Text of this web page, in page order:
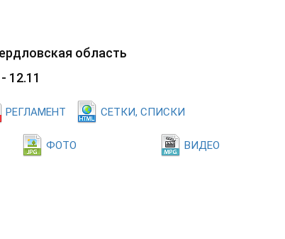
область
12.11
РЕГЛАМЕНТ СЕТКИ, СПИСКИ
ФОТО ВИДЕО